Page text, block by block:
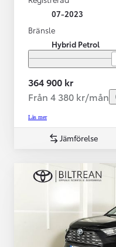
07-2023
Bränsle
Hybrid Petrol
364 900 kr
Från 4 380 kr/mån
Läs mer
Jämförelse